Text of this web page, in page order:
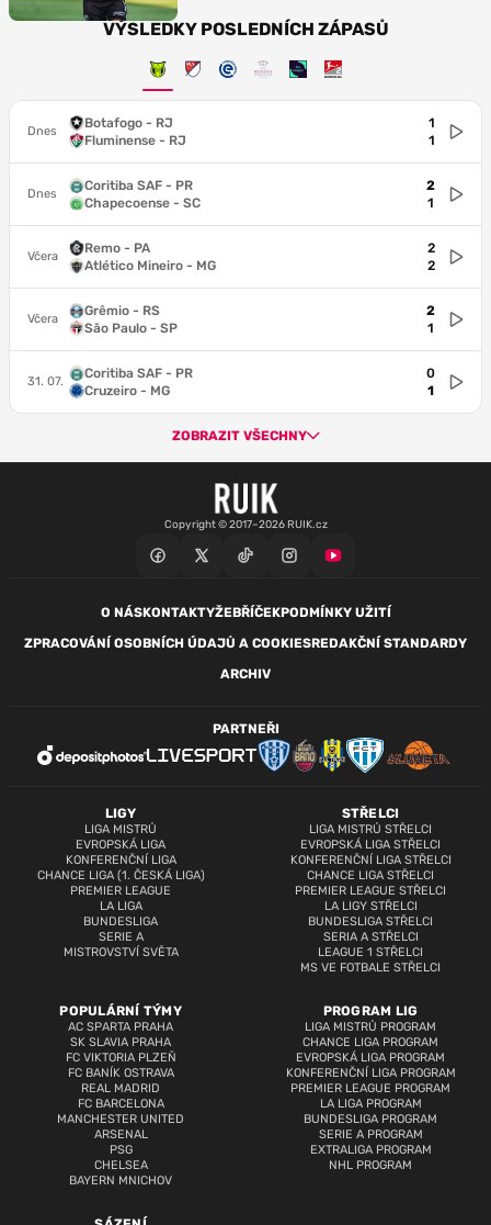
VÝSLEDKY POSLEDNÍCH ZÁPASŮ
Dnes
Botafogo - RJ
Fluminense - RJ
1
1
Dnes
Coritiba SAF - PR
Chapecoense - SC
2
1
Včera
Remo - PA
Atlético Mineiro - MG
2
2
Včera
Grêmio - RS
São Paulo - SP
2
1
31. 07.
Coritiba SAF - PR
Cruzeiro - MG
0
1
ZOBRAZIT VŠECHNY
Copyright © 2017–2026 RUIK.cz
O NÁSKONTAKTYŽEBŘÍČEKPODMÍNKY UŽITÍ
ZPRACOVÁNÍ OSOBNÍCH ÚDAJŮ A COOKIESREDAKČNÍ STANDARDY
ARCHIV
LIGY
LIGA MISTRŮ
EVROPSKÁ LIGA
KONFERENČNÍ LIGA
CHANCE LIGA (1. ČESKÁ LIGA)
PREMIER LEAGUE
LA LIGA
BUNDESLIGA
SERIE A
MISTROVSTVÍ SVĚTA
STŘELCI
LIGA MISTRŮ STŘELCI
EVROPSKÁ LIGA STŘELCI
KONFERENČNÍ LIGA STŘELCI
CHANCE LIGA STŘELCI
PREMIER LEAGUE STŘELCI
LA LIGY STŘELCI
BUNDESLIGA STŘELCI
SERIA A STŘELCI
LEAGUE 1 STŘELCI
MS VE FOTBALE STŘELCI
POPULÁRNÍ TÝMY
AC SPARTA PRAHA
SK SLAVIA PRAHA
FC VIKTORIA PLZEŇ
FC BANÍK OSTRAVA
REAL MADRID
FC BARCELONA
MANCHESTER UNITED
ARSENAL
PSG
CHELSEA
BAYERN MNICHOV
PROGRAM LIG
LIGA MISTRŮ PROGRAM
CHANCE LIGA PROGRAM
EVROPSKÁ LIGA PROGRAM
KONFERENČNÍ LIGA PROGRAM
PREMIER LEAGUE PROGRAM
LA LIGA PROGRAM
BUNDESLIGA PROGRAM
SERIE A PROGRAM
EXTRALIGA PROGRAM
NHL PROGRAM
PARTNEŘI